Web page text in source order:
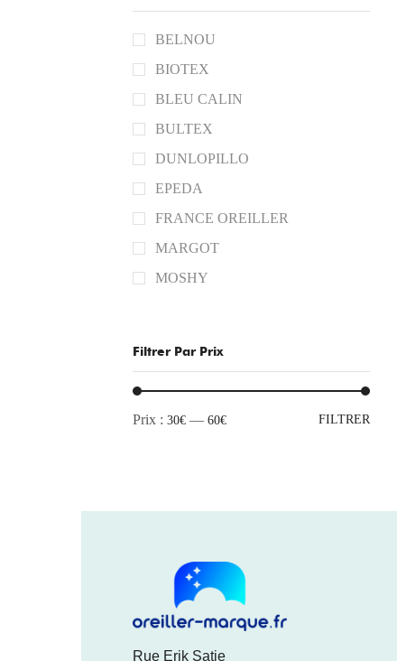
BELNOU
BIOTEX
BLEU CALIN
BULTEX
DUNLOPILLO
EPEDA
FRANCE OREILLER
MARGOT
MOSHY
Filtrer Par Prix
FILTRER
Prix : 30€ — 60€
Rue Erik Satie